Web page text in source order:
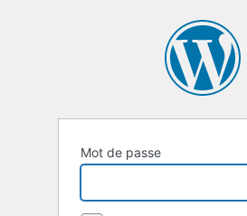
Mot de passe